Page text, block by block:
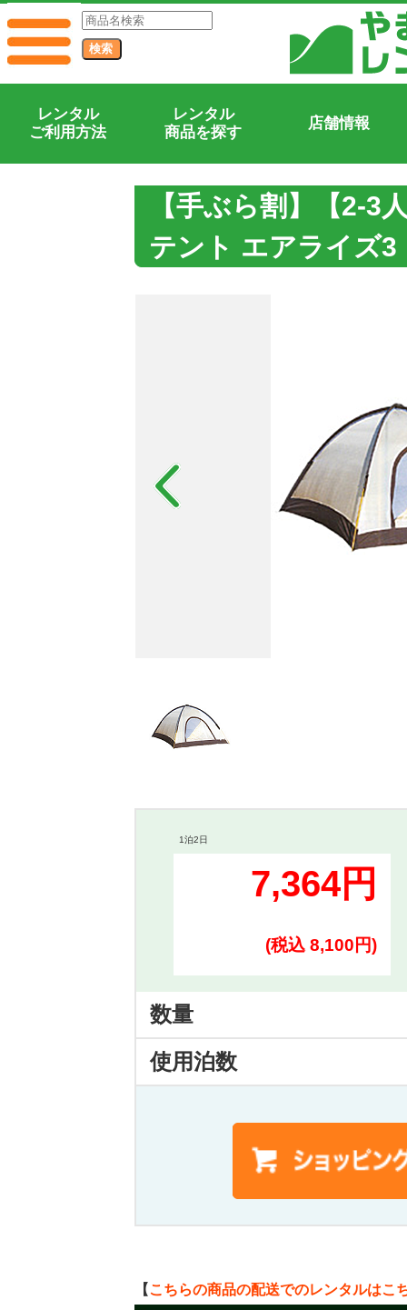
レンタル
ご利用方法
レンタル
商品を探す
店舗情報
【手ぶら割】【2-3
テント エアライズ3
1泊2日
7,364円
(税込 8,100円)
数量
使用泊数
【こちらの商品の配送でのレンタルはこ